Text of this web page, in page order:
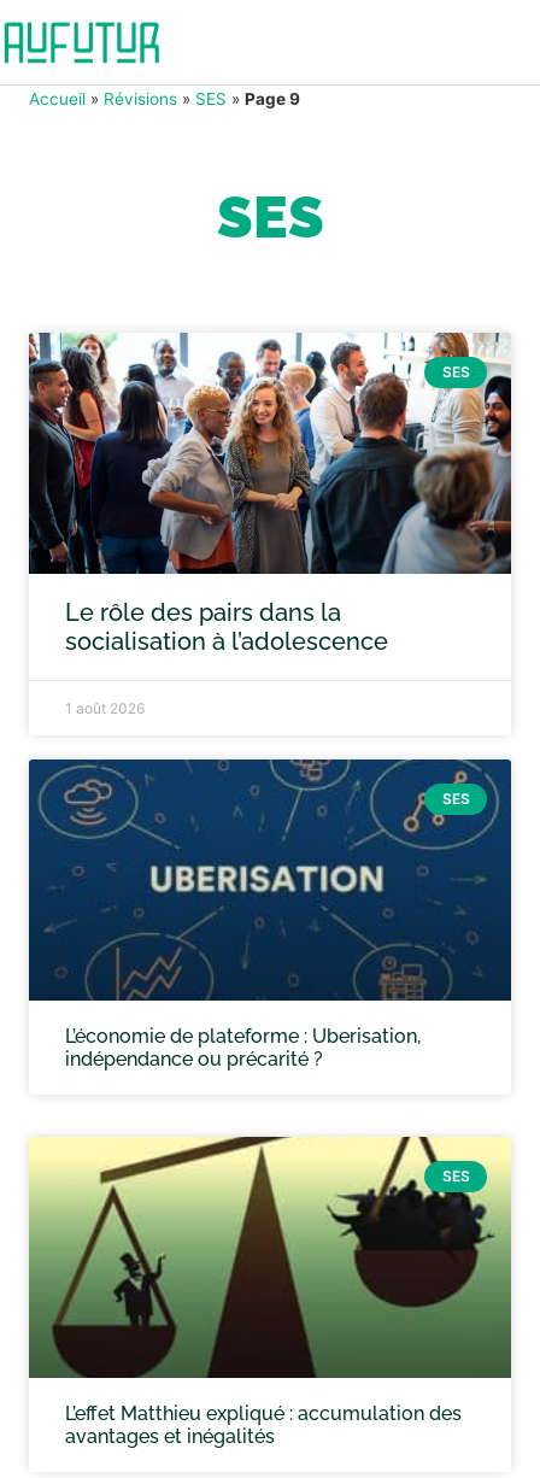
Accueil » Révisions » SES » Page 9
SES
SES
Le rôle des pairs dans la
socialisation à l’adolescence
1 août 2026
SES
L’économie de plateforme : Uberisation,
indépendance ou précarité ?
SES
L’effet Matthieu expliqué : accumulation des
avantages et inégalités